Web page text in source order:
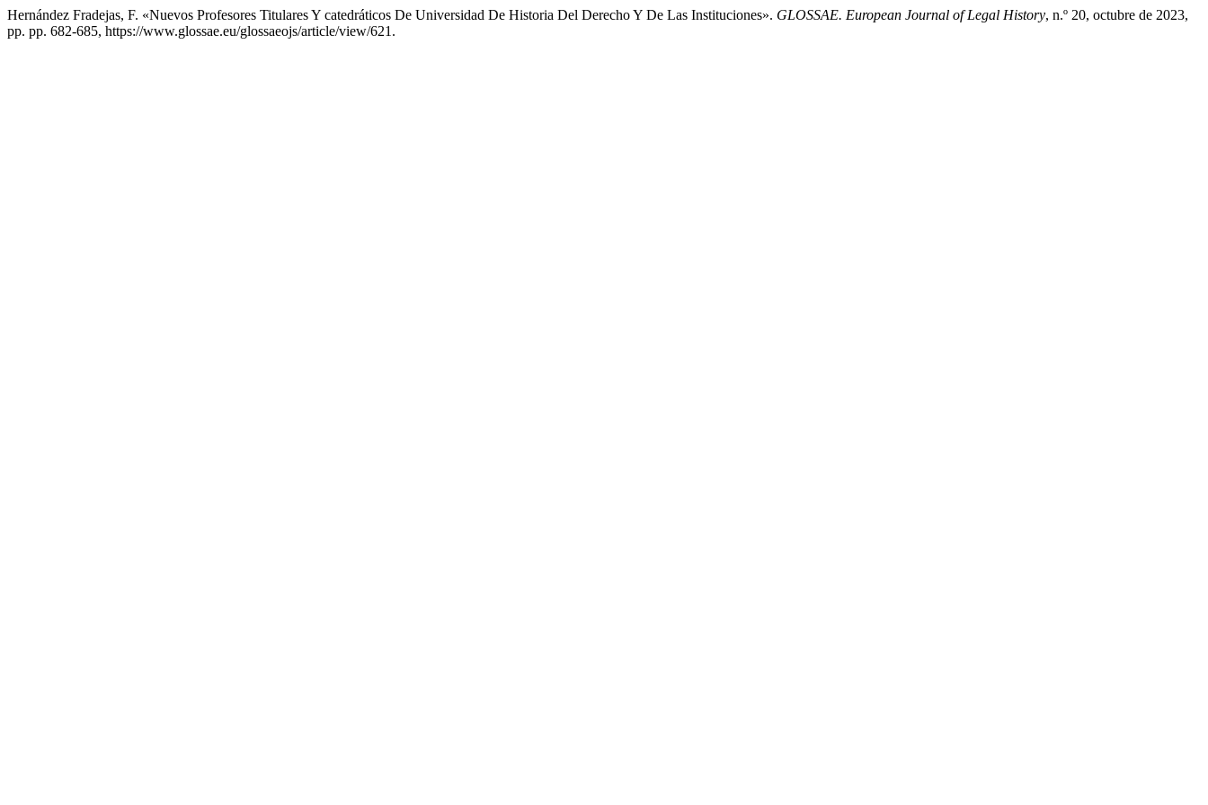
Hernández Fradejas, F. «Nuevos Profesores Titulares Y catedráticos De Universidad De Historia Del Derecho Y De Las Instituciones». GLOSSAE. European Journal of Legal History, n.º 20, octubre de 2023,
pp. pp. 682-685, https://www.glossae.eu/glossaeojs/article/view/621.